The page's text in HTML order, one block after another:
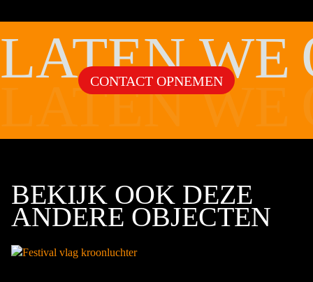
LATEN WE
LATEN WE
CONTACT OPNEMEN
BEKIJK OOK DEZE
ANDERE OBJECTEN